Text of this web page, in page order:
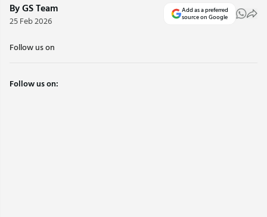
By GS Team
25 Feb 2026
Add as a preferred
source on Google
Follow us on
Follow us on: